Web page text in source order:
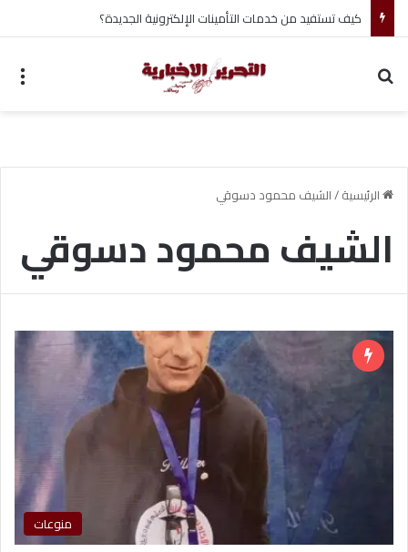
كيف تستفيد من خدمات التأمينات الإلكترونية الجديدة؟
الرئيسية/الشيف محمود دسوقي
الشيف محمود دسوقي
منوعات